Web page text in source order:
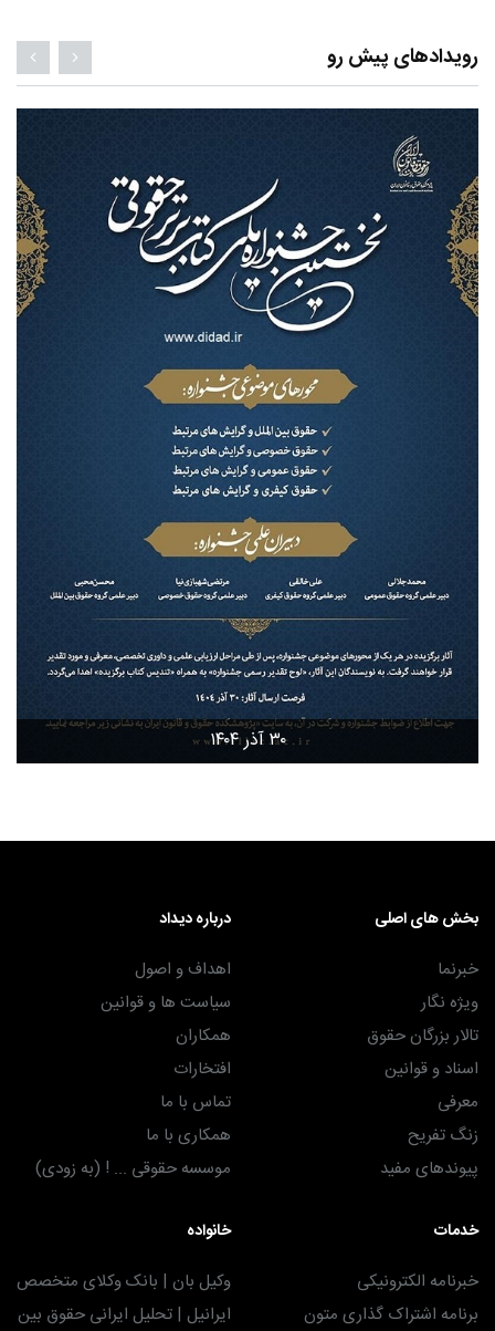
رویدادهای پیش رو
۳۰ آذر ۱۴۰۴
بخش های اصلی
خبرنما
ویژه نگار
تالار بزرگان حقوق
اسناد و قوانین
معرفی
زنگ تفریح
پیوندهای مفید
درباره دیداد
اهداف و اصول
سیاست ها و قوانین
همکاران
افتخارات
تماس با ما
همکاری با ما
موسسه حقوقی ... ! (به زودی)
خدمات
خبرنامه الکترونیکی
برنامه اشتراک گذاری متون
خانواده
وکیل بان | بانک وکلای متخصص
ایرانیل | تحلیل ایرانی حقوق بین